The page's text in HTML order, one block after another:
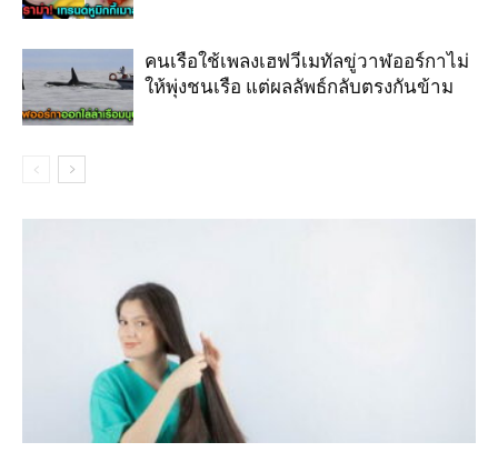
คนเรือใช้เพลงเฮฟวีเมทัลขู่วาฬออร์กาไม่
ให้พุ่งชนเรือ แต่ผลลัพธ์กลับตรงกันข้าม